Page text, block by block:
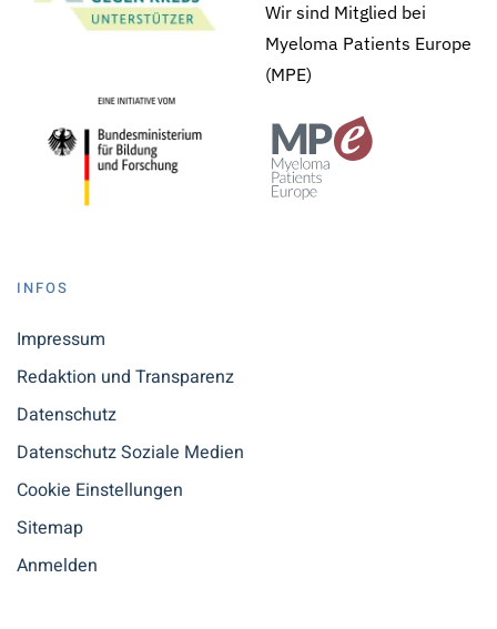
Wir sind Mitglied bei
Myeloma Patients Europe
(MPE)
INFOS
Impressum
Redaktion und Transparenz
Datenschutz
Datenschutz Soziale Medien
Cookie Einstellungen
Sitemap
Anmelden